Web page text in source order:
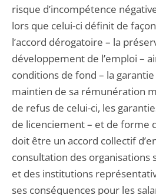
risque d’incompétence
lors que celui-ci définit de
l’accord dérogatoire – la
développement de l’emploi –
conditions de fond – la
maintien de sa rémunération
de refus de celui-ci, les
de licenciement – et de forme
doit être un accord collectif
consultation des organisations
et des institutions
ses conséquences pour les